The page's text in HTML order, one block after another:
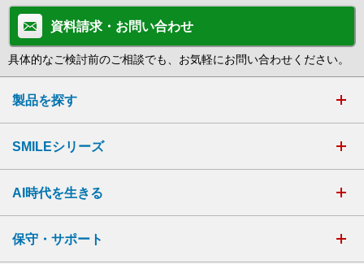
資料請求・お問い合わせ
具体的なご検討前のご相談でも、お気軽にお問い合わせください。
製品を探す
SMILEシリーズ
AI時代を生きる
保守・サポート